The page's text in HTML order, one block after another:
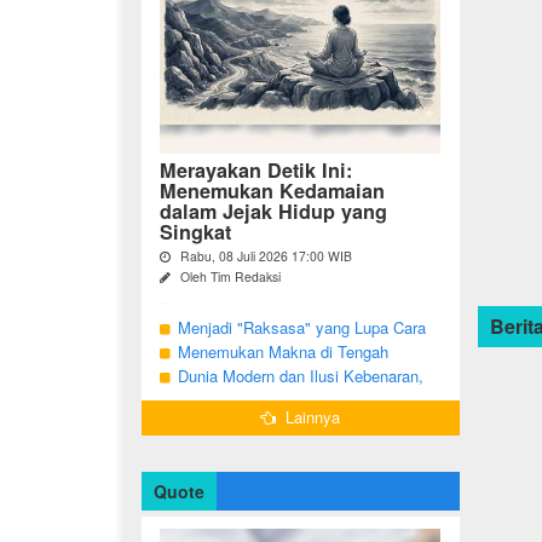
Merayakan Detik Ini:
Menemukan Kedamaian
dalam Jejak Hidup yang
Singkat
Rabu, 08 Juli 2026 17:00 WIB
Oleh Tim Redaksi
pagi, menatap cermin, dan menyadari
bahwa garis-garis halus di wajah bukan
sekadar tanda penuaan, melainkan ...
Menjadi "Raksasa" yang Lupa Cara
Jadi Manusia
Menemukan Makna di Tengah
Langkah yang Belum Selesai
Dunia Modern dan Ilusi Kebenaran,
Antara Kesadaran dan terjebak Tipu
Lainnya
Quote